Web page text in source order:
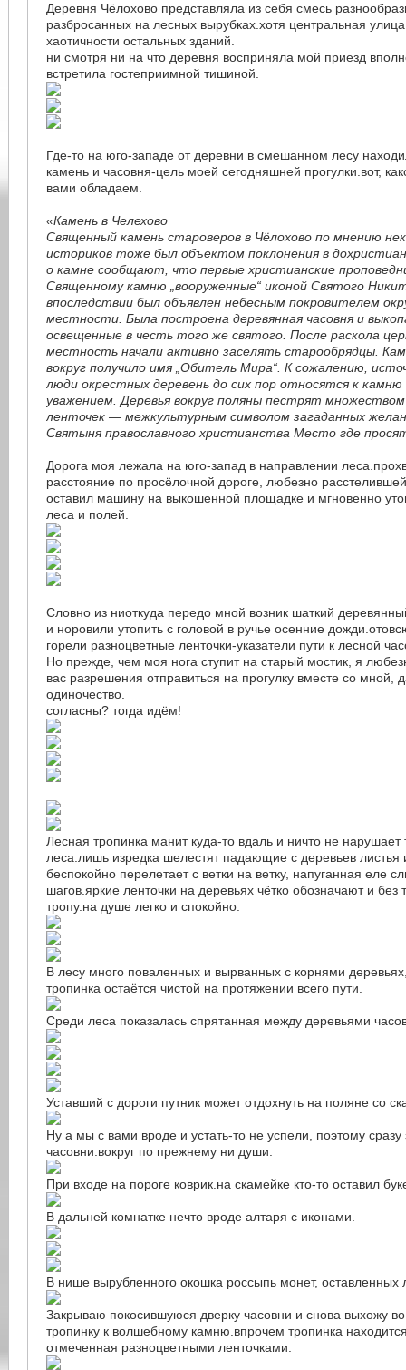
Деревня Чёлохово представляла из себя смесь
разбросанных на лесных вырубках.хотя центральная
хаотичности остальных зданий.
ни смотря ни на что деревня восприняла мой приезд
встретила гостеприимной тишиной.
Где-то на юго-западе от деревни в смешанном лесу
камень и часовня-цель моей сегодняшней прогулки.вот,
вами обладаем.
«Камень в Челехово
Священный камень староверов в Чёлохово по мнению
историков тоже был объектом поклонения в
о камне сообщают, что первые христианские
Священному камню „вооруженные“ иконой Святого
впоследствии был объявлен небесным покровителем
местности. Была построена деревянная часовня и
освещенные в честь того же святого. После раскола
местность начали активно заселять старообрядцы.
вокруг получило имя „Обитель Мира“. К сожалению,
люди окрестных деревень до сих пор относятся к камню
уважением. Деревья вокруг поляны пестрят
ленточек — межкультурным символом загаданных
Святыня православного христианства Место где
Дорога моя лежала на юго-запад в направлении
расстояние по просёлочной дороге, любезно
оставил машину на выкошенной площадке и мгновенно
леса и полей.
Словно из ниоткуда передо мной возник шаткий
и норовили утопить с головой в ручье осенние
горели разноцветные ленточки-указатели пути к лесной
Но прежде, чем моя нога ступит на старый мостик, я
вас разрешения отправиться на прогулку вместе со мной,
одиночество.
согласны? тогда идём!
Лесная тропинка манит куда-то вдаль и ничто не нарушает
леса.лишь изредка шелестят падающие с деревьев листья
беспокойно перелетает с ветки на ветку, напуганная еле
шагов.яркие ленточки на деревьях чётко обозначают и
тропу.на душе легко и спокойно.
В лесу много поваленных и вырванных с корнями
тропинка остаётся чистой на протяжении всего пути.
Среди леса показалась спрятанная между деревьями
Уставший с дороги путник может отдохнуть на поляне со
Ну а мы с вами вроде и устать-то не успели, поэтому сразу
часовни.вокруг по прежнему ни души.
При входе на пороге коврик.на скамейке кто-то оставил
В дальней комнатке нечто вроде алтаря с иконами.
В нише вырубленного окошка россыпь монет, оставленных
Закрываю покосившуюся дверку часовни и снова выхожу
тропинку к волшебному камню.впрочем тропинка
отмеченная разноцветными ленточками.